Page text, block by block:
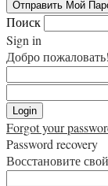
Поиск
Sign in
Добро
Forgot your
Password recovery
Восстановите